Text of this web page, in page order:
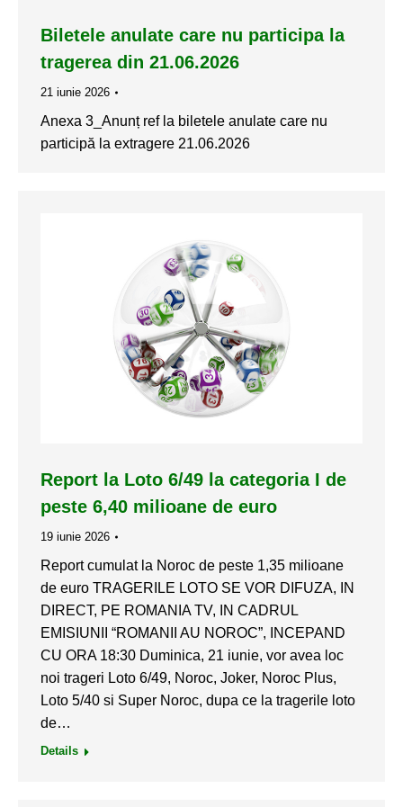
Biletele anulate care nu participa la
tragerea din 21.06.2026
21 iunie 2026
Anexa 3_Anunț ref la biletele anulate care nu
participă la extragere 21.06.2026
Report la Loto 6/49 la categoria I de
peste 6,40 milioane de euro
19 iunie 2026
Report cumulat la Noroc de peste 1,35 milioane
de euro TRAGERILE LOTO SE VOR DIFUZA, IN
DIRECT, PE ROMANIA TV, IN CADRUL
EMISIUNII “ROMANII AU NOROC”, INCEPAND
CU ORA 18:30 Duminica, 21 iunie, vor avea loc
noi trageri Loto 6/49, Noroc, Joker, Noroc Plus,
Loto 5/40 si Super Noroc, dupa ce la tragerile loto
de…
Details